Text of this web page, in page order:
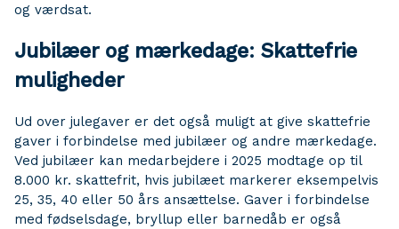
og værdsat.
Jubilæer og mærkedage: Skattefrie
muligheder
Ud over julegaver er det også muligt at give skattefrie
gaver i forbindelse med jubilæer og andre mærkedage.
Ved jubilæer kan medarbejdere i 2025 modtage op til
8.000 kr. skattefrit, hvis jubilæet markerer eksempelvis
25, 35, 40 eller 50 års ansættelse. Gaver i forbindelse
med fødselsdage, bryllup eller barnedåb er også